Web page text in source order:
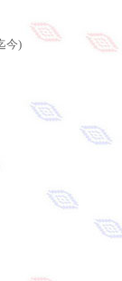
今)